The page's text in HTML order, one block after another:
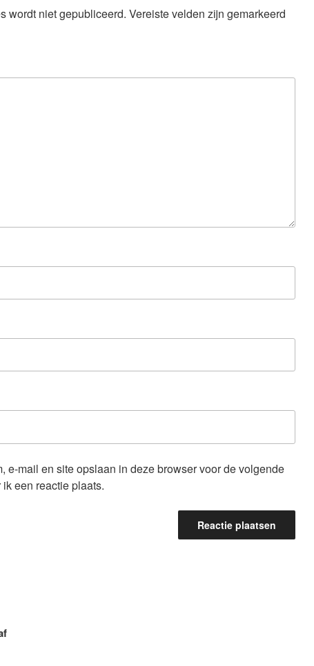
wordt niet gepubliceerd. Vereiste velden zijn gemarkeerd
e-mail en site opslaan in deze browser voor de volgende
een reactie plaats.